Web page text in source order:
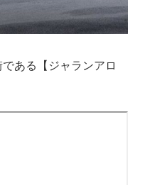
ある【ジャランアロ